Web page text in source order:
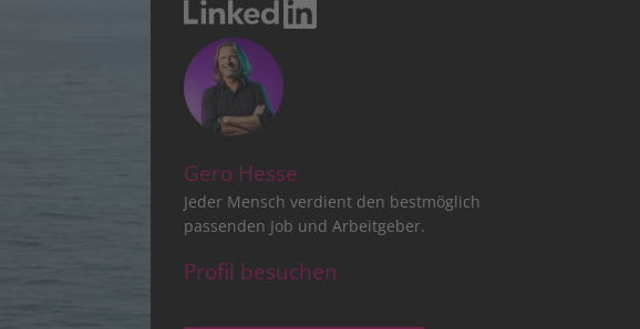
Gero Hesse
Jeder Mensch verdient den bestmöglich
passenden Job und Arbeitgeber.
Profil besuchen